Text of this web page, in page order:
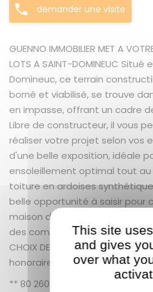
demander une visite
GUENNO IMMOBILIER MET A
LOTS A SAINT-DOMINEUC
Domineuc, ce terrain
borné et viabilisé, se trouve
en impasse, offrant un cadre
Libre de constructeur, il vous
réaliser votre projet selon vos
d'une belle exposition, idéale
ensoleillement optimal tout au
toiture en ardoises
belle opportunité à saisir pour
maison dans un
des commodités. GUENNO
CHOIX DE BIENS SUR RENNES ET
honoraires de négociation TTC.
** 80 260 € honoraires inclus |
This site
and gives
over what